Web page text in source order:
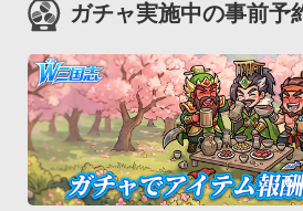
ガチャ実施中の事前予